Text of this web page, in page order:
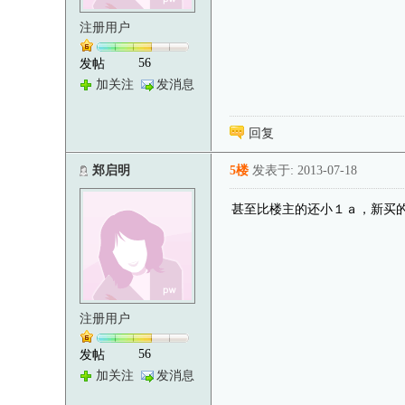
注册用户
发帖
56
加关注
发消息
回复
郑启明
注册用户
发帖
56
加关注
发消息
5楼 发表于: 2013-07-18
甚至比楼主的还小１ａ，新买